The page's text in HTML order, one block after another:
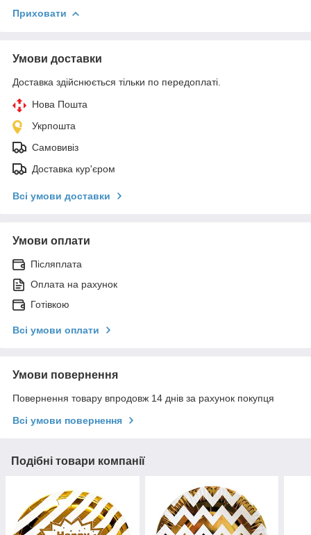
Приховати
Умови доставки
Доставка здійснюється тільки по передоплаті.
Нова Пошта
Укрпошта
Самовивіз
Доставка кур'єром
Всі умови доставки
Умови оплати
Післяплата
Оплата на рахунок
Готівкою
Всі умови оплати
Умови повернення
Повернення товару впродовж 14 днів за рахунок покупця
Всі умови повернення
Подібні товари компанії